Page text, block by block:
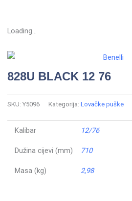
Loading...
828U BLACK 12 76
SKU: Y5096 Kategorija: Lovačke puške
Kalibar 12/76
Dužina cijevi (mm) 710
Masa (kg) 2,98